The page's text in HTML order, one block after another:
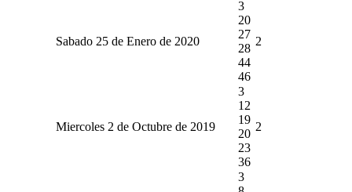
Sabado 25 de Enero de 2020
3
20
27
28
44
46
2
Miercoles 2 de Octubre de 2019
3
12
19
20
23
36
2
3